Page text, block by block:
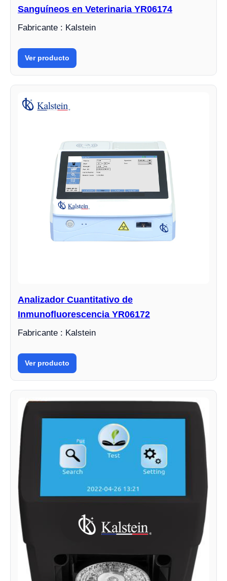
Sanguíneos en Veterinaria YR06174
Fabricante : Kalstein
Ver producto
Analizador Cuantitativo de
Inmunofluorescencia YR06172
Fabricante : Kalstein
Ver producto